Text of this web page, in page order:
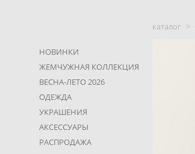
НОВИНКИ
ЖЕМЧУЖНАЯ КОЛЛЕКЦИЯ
ВЕСНА-ЛЕТО 2026
ОДЕЖДА
УКРАШЕНИЯ
АКСЕССУАРЫ
РАСПРОДАЖА
каталог >